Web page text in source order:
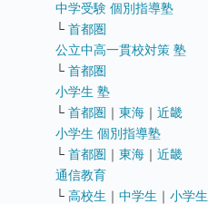
中学受験 個別指導塾
└ 首都圏
公立中高一貫校対策 塾
└ 首都圏
小学生 塾
└ 首都圏 ｜ 東海 ｜ 近畿
小学生 個別指導塾
└ 首都圏 ｜ 東海 ｜ 近畿
通信教育
└ 高校生 ｜ 中学生 ｜ 小学生